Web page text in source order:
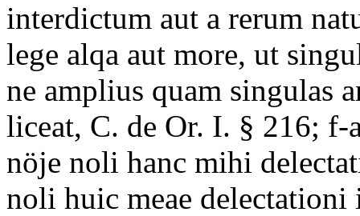
interdictum aut a rerum
lege alqa aut more, ut
ne amplius quam singulas
liceat, C. de Or. I. § 216; f-
nöje noli hanc mihi
noli huic meae